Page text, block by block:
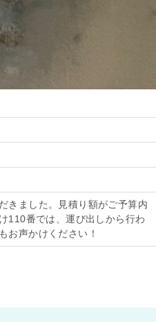
きました。見積り額がご予算内
110番では、運び出しから行わ
お声かけください！